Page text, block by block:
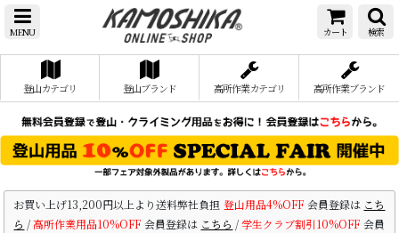
MENU カート 検索
登山カテゴリ 登山ブランド 高所作業カテゴリ 高所作業ブランド
お買い上げ13,200円以上より送料弊社負担 登山用品4%OFF 会員登録は こち
ら /高所作業用品10%OFF 会員登録は こちら /学生クラブ割引10%OFF 会員